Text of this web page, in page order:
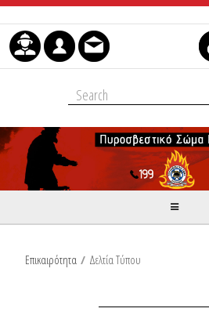
Μετάβαση στο περιεχόμενο
Επικαιρότητα / Δελτία Τύπου